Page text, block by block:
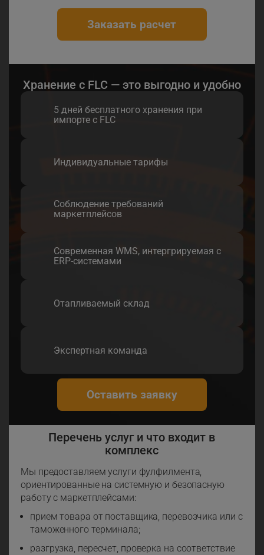
Заказать расчет
Хранение с FLC — это выгодно и удобно
5 дней бесплатного хранения при
импорте с FLC
Индивидуальные тарифы
Соблюдение требований
маркетплейсов
Современная WMS, интергрируемая с
ERP-системами
Отапливаемый склад
Экспертная команда
Оставить заявку
Перечень услуг и что входит в
комплекс
Мы предоставляем услуги фулфилмента,
ориентированные на системную и безопасную
работу с маркетплейсами:
прием товара от поставщика, перевозчика или с
таможенного терминала;
разгрузка, пересчет, проверка на соответствие